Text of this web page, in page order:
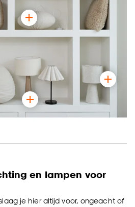
dat je deze keuze altijd nog
hiervoor onze
en lampen voor
je hier altijd voor, ongeacht of